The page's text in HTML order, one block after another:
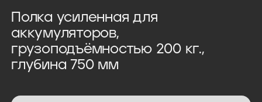
Полка усиленная для
аккумуляторов,
грузоподъёмностью 200 кг.,
глубина 750 мм